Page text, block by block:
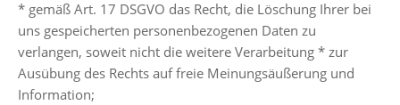
* gemäß Art. 17 DSGVO das Recht, die Löschung Ihrer bei
uns gespeicherten personenbezogenen Daten zu
verlangen, soweit nicht die weitere Verarbeitung * zur
Ausübung des Rechts auf freie Meinungsäußerung und
Information;